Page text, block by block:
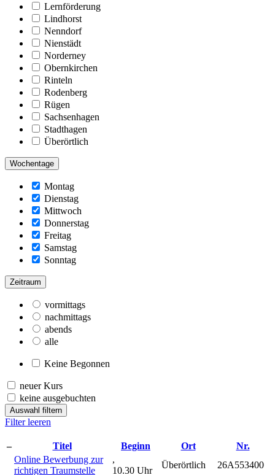
Lernförderung
Lindhorst
Nenndorf
Nienstädt
Norderney
Obernkirchen
Rinteln
Rodenberg
Rügen
Sachsenhagen
Stadthagen
Überörtlich
Wochentage
Montag
Dienstag
Mittwoch
Donnerstag
Freitag
Samstag
Sonntag
Zeitraum
vormittags
nachmittags
abends
alle
Keine Begonnen
neuer Kurs
keine ausgebuchten
Auswahl filtern
Filter leeren
– Titel Beginn Ort
Nr.
Online Bewerbung zur
richtigen Traumstelle
,
10.30 Uhr
Überörtlich 26A553400